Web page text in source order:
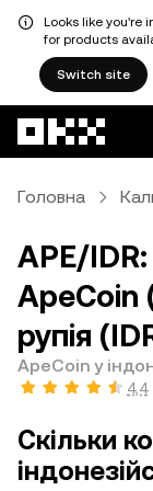
Looks like you're
for products
Switch site
Головна
APE/
ApeCoin
рупія
ApeCoin у
4,4
Скільки